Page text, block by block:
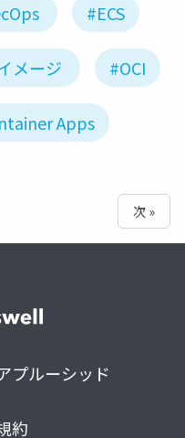
#ECS
メージ #OCI
Apps
次 »
プルーシッド
約